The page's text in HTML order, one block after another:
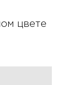
цвете